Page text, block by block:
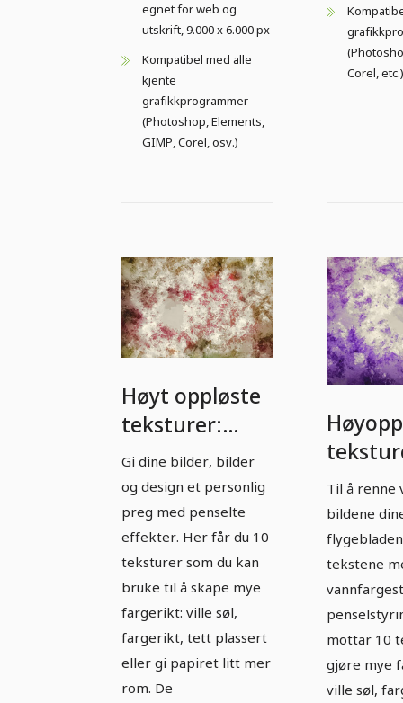
egnet for web og
utskrift, 9.000 x 6.000 px
Kompatibel med alle
kjente
grafikkprogrammer
(Photoshop, Elements,
GIMP, Corel, osv.)
Corel, etc.)
Høyt oppløste
teksturer:
Akvareller -
Versjon 9
Gi dine bilder, bilder
og design et personlig
preg med penselte
effekter. Her får du 10
teksturer som du kan
bruke til å skape mye
fargerikt: ville søl,
fargerikt, tett plassert
eller gi papiret litt mer
rom. De
Til å renne
bildene
tekstene
mottar 10
gjøre mye
ville søl,